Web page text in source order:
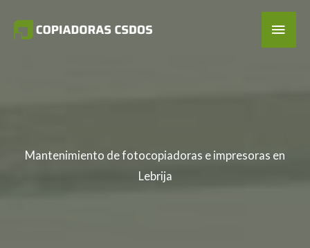
Mantenimiento de fotocopiadoras e impresoras en
Lebrija